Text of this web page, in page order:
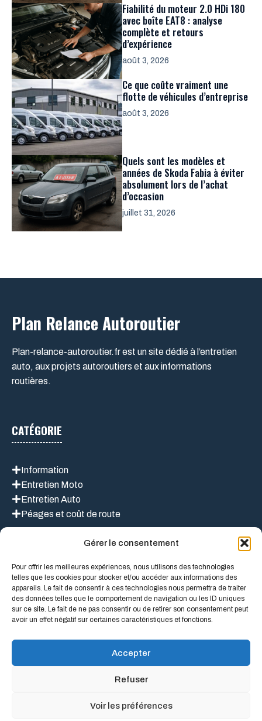
Gérer le consentement
Pour offrir les meilleures expériences, nous utilisons des technologies
telles que les cookies pour stocker et/ou accéder aux informations des
appareils. Le fait de consentir à ces technologies nous permettra de traiter
des données telles que le comportement de navigation ou les ID uniques
sur ce site. Le fait de ne pas consentir ou de retirer son consentement peut
avoir un effet négatif sur certaines caractéristiques et fonctions.
Accepter
Refuser
Voir les préférences
Fiabilité du moteur 2.0 HDi 180
avec boîte EAT8 : analyse
complète et retours
d’expérience
août 3, 2026
Ce que coûte vraiment une
flotte de véhicules d’entreprise
août 3, 2026
Quels sont les modèles et
années de Skoda Fabia à éviter
absolument lors de l’achat
d’occasion
juillet 31, 2026
Plan Relance Autoroutier
Plan-relance-autoroutier.fr est un site dédié à l’entretien
auto, aux projets autoroutiers et aux informations
routières.
CATÉGORIE
Information
Entretien Moto
Entretien Auto
Péages et coût de route
LIEN UTILES
Mentions légales
À propos de nous